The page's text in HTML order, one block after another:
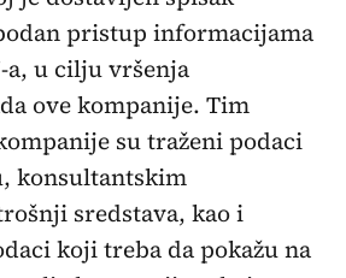
pristup informacijama
a, u cilju vršenja
ove kompanije. Tim
su traženi podaci
konsultantskim
sredstava, kao i
koji treba da pokažu na